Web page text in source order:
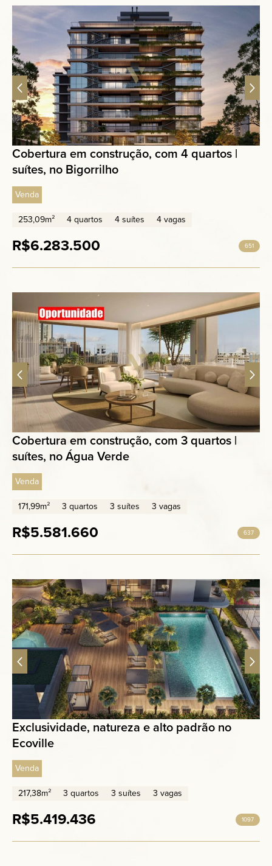
Cobertura em construção, com 4 quartos |
suítes, no Bigorrilho
Venda
253,09m²
4 quartos 4 suítes 4 vagas
R$6.283.500 651
Cobertura em construção, com 3 quartos |
suítes, no Água Verde
Venda
171,99m²
3 quartos 3 suítes 3 vagas
R$5.581.660 637
Exclusividade, natureza e alto padrão no
Ecoville
Venda
217,38m²
3 quartos 3 suítes 3 vagas
R$5.419.436 1097